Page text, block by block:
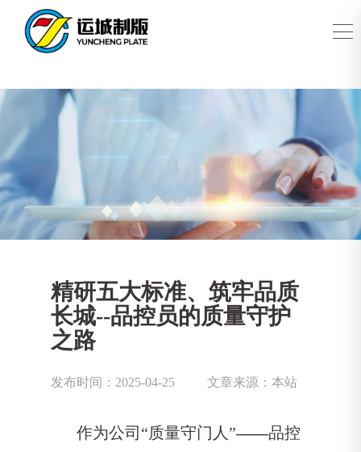
精研五大标准、筑牢品质
长城--品控员的质量守护
之路
发布时间：2025-04-25 文章来源：本站
作为公司“质量守门人”——品控